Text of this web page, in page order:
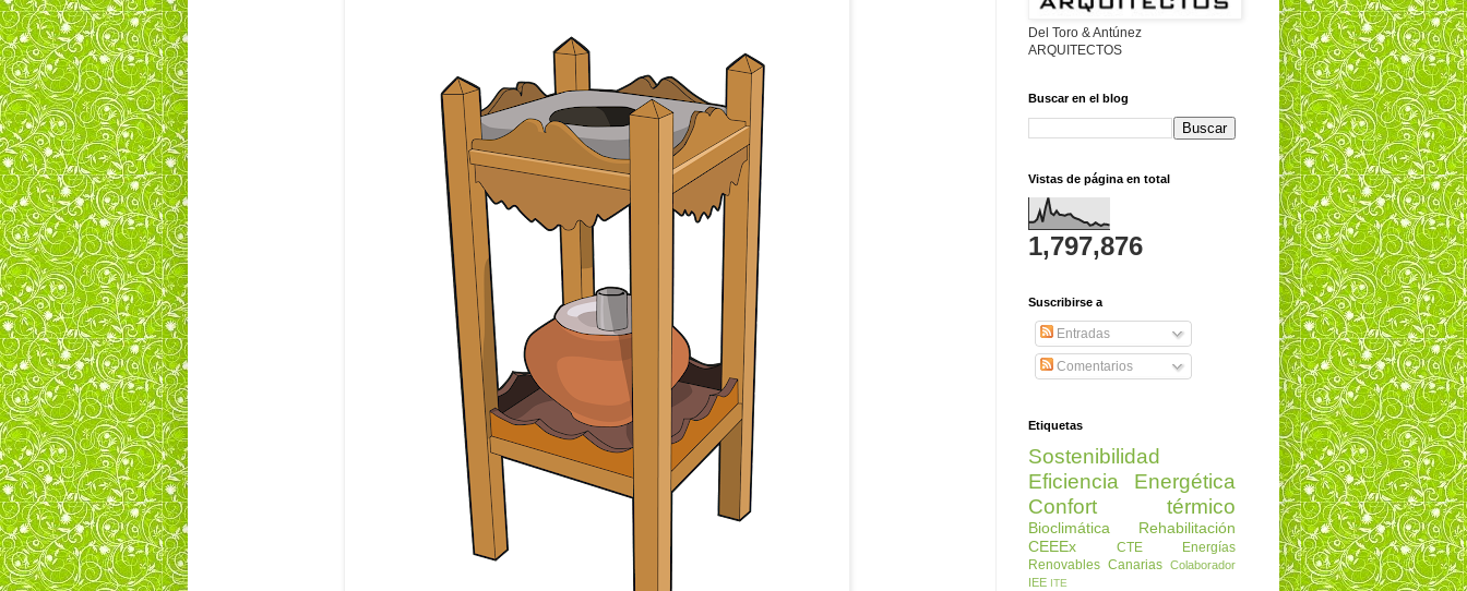
Del Toro & Antúnez
ARQUITECTOS
Buscar en el blog
Vistas de página en total
1,797,876
Suscribirse a
Entradas
Comentarios
Etiquetas
Sostenibilidad
Eficiencia Energética
Confort térmico
Bioclimática
Rehabilitación
CEEEx
CTE
Energías
Renovables Canarias Colaborador
IEE ITE